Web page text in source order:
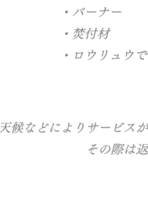
・バーナー
・焚付材
・ロウリュウで
天候などによりサービス
その際は